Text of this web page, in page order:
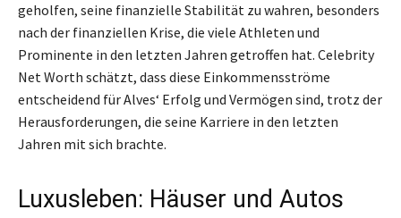
geholfen, seine finanzielle Stabilität zu wahren, besonders
nach der finanziellen Krise, die viele Athleten und
Prominente in den letzten Jahren getroffen hat. Celebrity
Net Worth schätzt, dass diese Einkommensströme
entscheidend für Alves‘ Erfolg und Vermögen sind, trotz der
Herausforderungen, die seine Karriere in den letzten
Jahren mit sich brachte.
Luxusleben: Häuser und Autos